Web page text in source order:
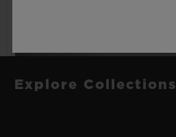
Explore Collections